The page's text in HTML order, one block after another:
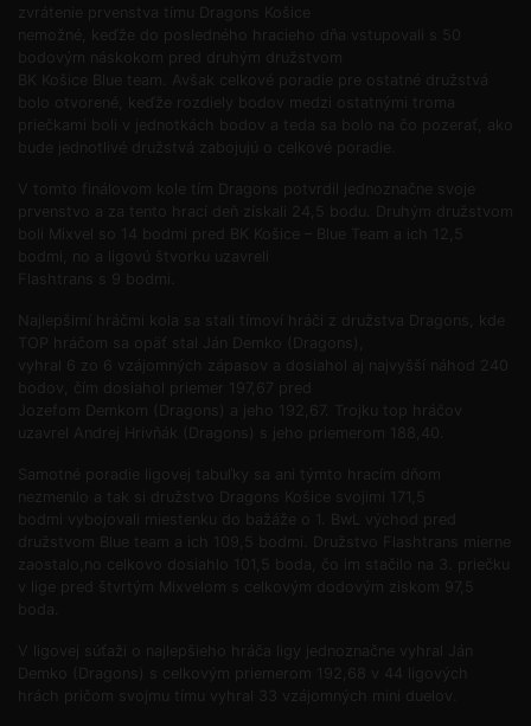
zvrátenie prvenstva tímu Dragons Košice
nemožné, keďže do posledného hracieho dňa vstupovali s 50
bodovým náskokom pred druhým družstvom
BK Košice Blue team. Avšak celkové poradie pre ostatné družstvá
bolo otvorené, keďže rozdiely bodov medzi ostatnými troma
priečkami boli v jednotkách bodov a teda sa bolo na čo pozerať, ako
bude jednotlivé družstvá zabojujú o celkové poradie.
V tomto finálovom kole tím Dragons potvrdil jednoznačne svoje
prvenstvo a za tento hrací deň získali 24,5 bodu. Druhým družstvom
boli Mixvel so 14 bodmi pred BK Košice – Blue Team a ich 12,5
bodmi, no a ligovú štvorku uzavreli
Flashtrans s 9 bodmi.
Najlepšimí hráčmi kola sa stali tímoví hráči z družstva Dragons, kde
TOP hráčom sa opäť stal Ján Demko (Dragons),
vyhral 6 zo 6 vzájomných zápasov a dosiahol aj najvyšší náhod 240
bodov, čím dosiahol priemer 197,67 pred
Jozefom Demkom (Dragons) a jeho 192,67. Trojku top hráčov
uzavrel Andrej Hrivňák (Dragons) s jeho priemerom 188,40.
Samotné poradie ligovej tabuľky sa ani týmto hracím dňom
nezmenilo a tak si družstvo Dragons Košice svojimi 171,5
bodmi vybojovali miestenku do bažáže o 1. BwL východ pred
družstvom Blue team a ich 109,5 bodmi. Družstvo Flashtrans mierne
zaostalo,no celkovo dosiahlo 101,5 boda, čo im stačilo na 3. priečku
v lige pred štvrtým Mixvelom s celkovým dodovým ziskom 97,5
V ligovej súťaži o najlepšieho hráča ligy jednoznačne vyhral Ján
Demko (Dragons) s celkovým priemerom 192,68 v 44 ligových
hrách pričom svojmu tímu vyhral 33 vzájomných mini duelov.